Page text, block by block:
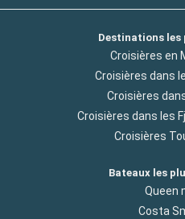
Destinations les
Croisières en
Croisières dans
Croisières
Croisières dans les
Croisières
Bateaux les
Queen
Costa